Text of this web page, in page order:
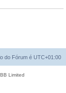
do Fórum é UTC+01:00
Limited